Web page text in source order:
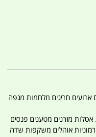
חגים ארועים חריגים מלחמות מגפה
אסלות מזרנים מטענים פנסים
אוהלים משקפות שדה